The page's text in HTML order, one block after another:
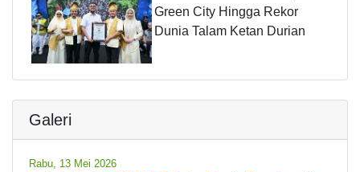
Green City Hingga Rekor
Dunia Talam Ketan Durian
Galeri
Rabu, 13 Mei 2026